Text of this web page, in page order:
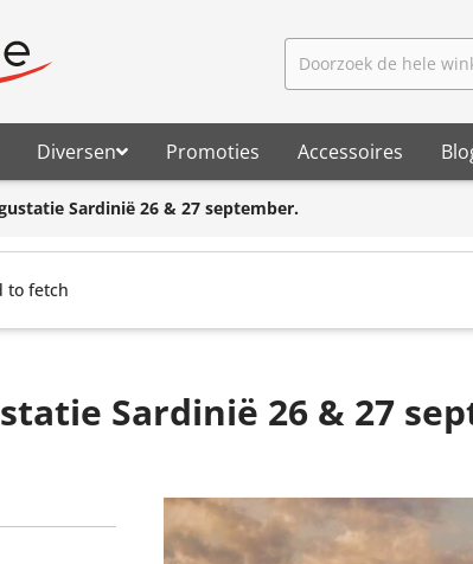
Diversen Promoties Accessoires
Doorzoek de hele winkel
Sardinië 26 & 27 september.
to fetch
Sardinië 26 & 27